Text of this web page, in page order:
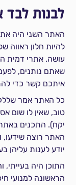
לבנות
האתר השני היה
להיות חלון ראווה
עושה. אתרי דמית
שאתם נותנים,
איתכם קשר כדי
כל האתר אמר
טוב, שאין לו שום
יקח). התכנים
האתר רוצה
יודע לענות עליהן
התוכן היה בעייתי,
הראשונה למנועי